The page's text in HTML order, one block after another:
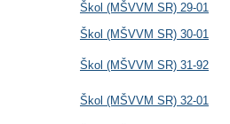
Škol (MŠVVM SR) 29-01
Škol (MŠVVM SR) 30-01
Škol (MŠVVM SR) 31-92
Škol (MŠVVM SR) 32-01